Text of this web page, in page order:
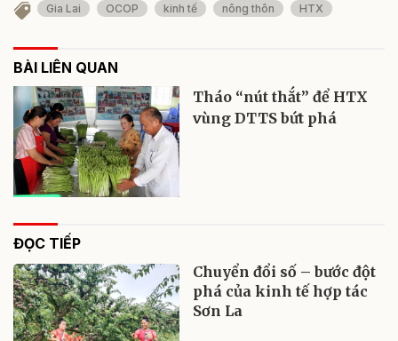
Gia Lai OCOP kinh tế nông thôn HTX
BÀI LIÊN QUAN
Tháo “nút thắt” để HTX
vùng DTTS bứt phá
ĐỌC TIẾP
Chuyển đổi số – bước đột
phá của kinh tế hợp tác
Sơn La